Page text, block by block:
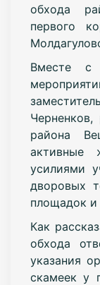
обхода
первого
Вместе с
района
активные
усилиями
дворовых
площадок и
Как
обхода
указания
скамеек у